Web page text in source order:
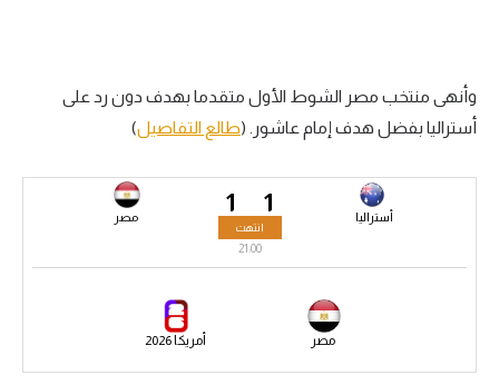
سعودي في الجول
الدوري الإنجليزي
الدوري الإسباني
وأنهى منتخب مصر الشوط الأول متقدما بهدف دون رد على
أستراليا بفضل هدف إمام عاشور. (طالع التفاصيل)
1 أستراليا 1 مصر
انتهت
21:00
مصر أمريكا 2026